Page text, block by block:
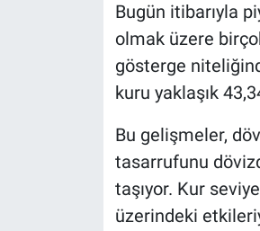
Bugün itibarıyla
olmak üzere
gösterge
kuru yaklaşık
Bu gelişmeler,
tasarrufunu
taşıyor. Kur
üzerindeki